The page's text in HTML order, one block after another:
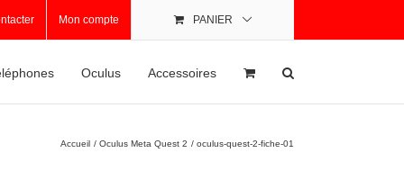
Mon compte PANIER
Oculus Accessoires
Accueil Oculus Meta Quest 2 oculus-quest-2-fiche-01